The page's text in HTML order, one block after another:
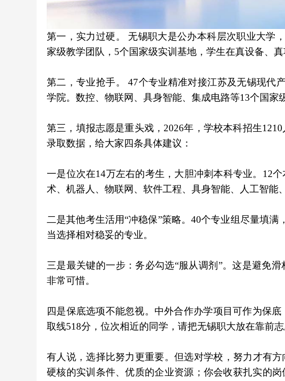
第一，实力过硬。 无锡职大是公办本科层次职业大学
家级教学团队，5个国家级实训基地，学生在真设备、真
第二，专业抢手。 47个专业精准对接江苏及无锡现代
学院。数控、物联网、具身智能、集成电路等13个国家
第三，填报志愿是重头戏，2026年，学校本科招生
录取数据，给大家四条具体建议：
一是位次在14万左右的考生，大胆冲刺本科专业。12
术、机器人、物联网、软件工程、具身智能、人工智能
二是其他考生活用“冲稳保”策略。40个专业组尽量填
当选择相对稳妥的专业。
三是最关键的一步：务必勾选“服从调剂”。这是避免
非常可惜。
四是保底选项不能忽视。中外合作办学项目可作为保
取线518分，位次相近的同学，请把无锡职大放在靠前
有人说，选择比努力更重要。但选对学校，努力才有
硬核的实训条件、优质的企业资源；你会收获扎实的